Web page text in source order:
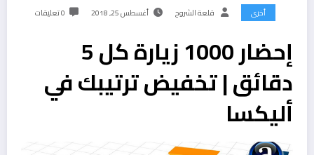
أخرى قلعة الشروح أغسطس 25, 2018 0 تعليقات
إحضار 1000 زيارة كل 5
دقائق | تخفيض ترتيبك في
أليكسا